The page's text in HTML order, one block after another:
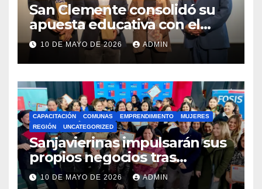
San Clemente consolidó su
apuesta educativa con el
lanzamiento del
Preuniversitario Brotes 2026
10 DE MAYO DE 2026 ADMIN
CAPACITACIÓN COMUNAS EMPRENDIMIENTO
MUJERES
REGIÓN
UNCATEGORIZED
Sanjavierinas impulsarán sus
propios negocios tras
capacitarse junto al FOSIS
10 DE MAYO DE 2026 ADMIN